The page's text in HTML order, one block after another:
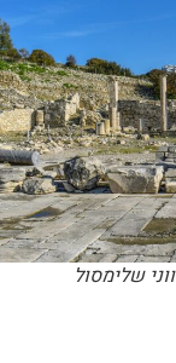
שלימסול